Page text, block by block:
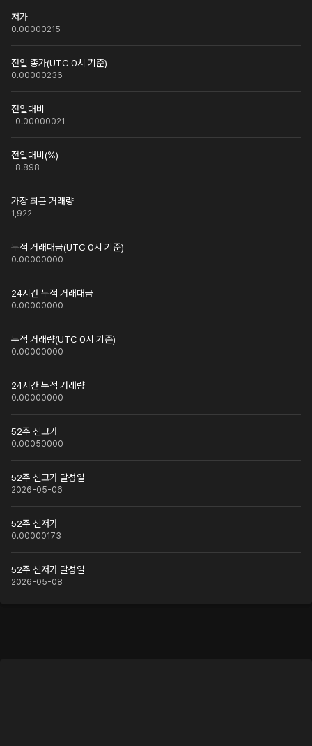
저가
0.00000215
전일 종가(UTC 0시 기준)
0.00000236
전일대비
-0.00000021
전일대비(%)
-8.898
가장 최근 거래량
1,922
누적 거래대금(UTC 0시 기준)
0.00000000
24시간 누적 거래대금
0.00000000
누적 거래량(UTC 0시 기준)
0.00000000
24시간 누적 거래량
0.00000000
52주 신고가
0.00050000
52주 신고가 달성일
2026-05-06
52주 신저가
0.00000173
52주 신저가 달성일
2026-05-08